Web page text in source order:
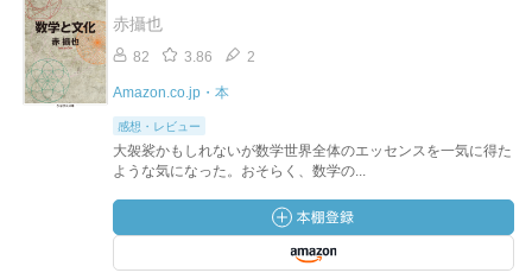
赤攝也
82 3.86 2
Amazon.co.jp・本
感想・レビュー
大袈裟かもしれないが数学世界全体のエッセンスを一気に得た
ような気になった。おそらく、数学の...